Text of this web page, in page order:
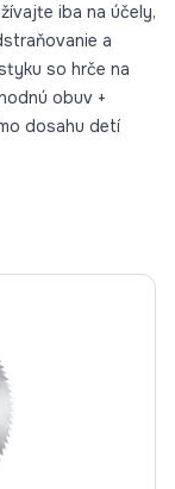
iba na účely,
a
so hrče na
obuv +
dosahu detí